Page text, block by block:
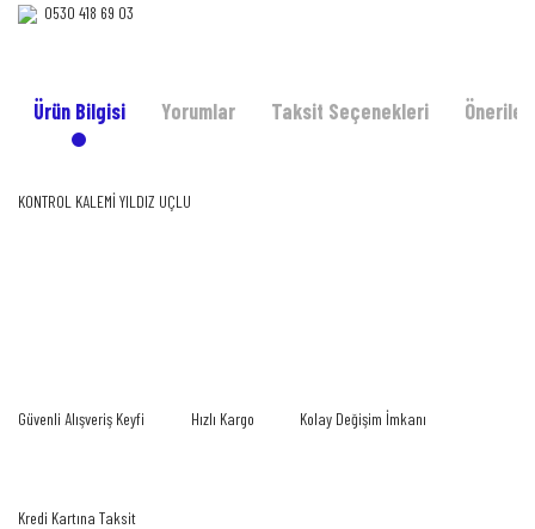
0530 418 69 03‎‎
Ürün Bilgisi Yorumlar Taksit Seçenekleri
KONTROL KALEMİ YILDIZ UÇLU
Ürün açıklamasında eksik bilgiler bulunuyor.
Güvenli Alışveriş Keyfi Hızlı Kargo Kolay Değişim İmkanı
Kredi Kartına Taksit